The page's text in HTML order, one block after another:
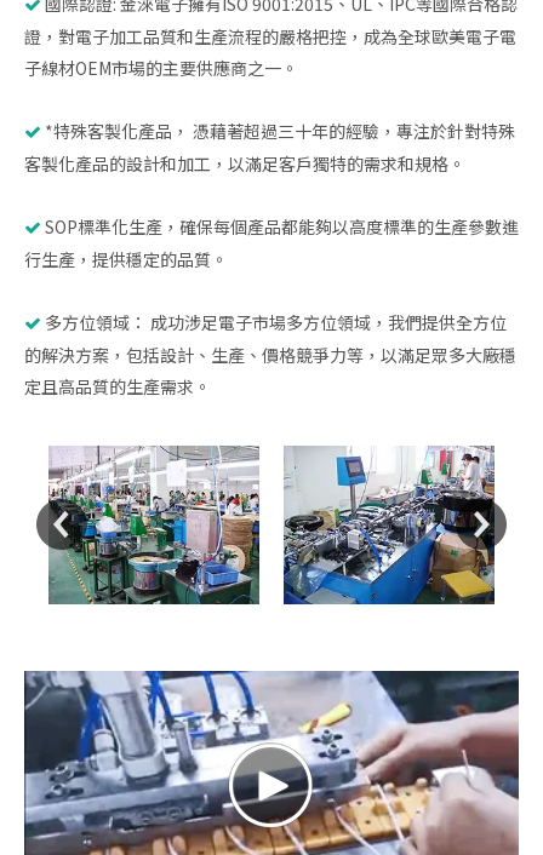

證，對電子加工品質和生產流程的嚴格把控，成為全球歐美電子電
子線材OEM市場的主要供應商之一。
 *特殊客製化產品， 憑藉著超過三十年的經驗，專注於針對特殊
客製化產品的設計和加工，以滿足客戶獨特的需求和規格。
 SOP標準化生產，確保每個產品都能夠以高度標準的生產參數進
行生產，提供穩定的品質。
 多方位領域： 成功涉足電子市場多方位領域，我們提供全方位
的解決方案，包括設計、生產、價格競爭力等，以滿足眾多大廠穩
定且高品質的生產需求。